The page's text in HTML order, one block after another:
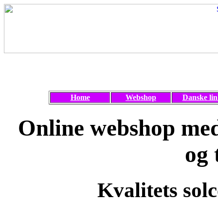
Home Webshop Danske
Online webshop
og
Kvalitets